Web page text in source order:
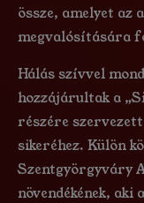
össze, amelyet
megvalósítására
Hálás szívvel
hozzájárultak a
részére
sikeréhez. Külön
Szentgyörgyváry
növendékének, aki